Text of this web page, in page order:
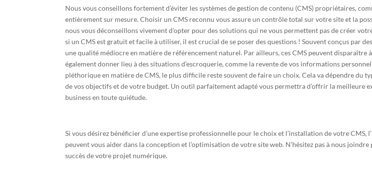
Nous vous conseillons fortement d’éviter les systèmes de gestion de contenu (CMS) propriétaires,
entièrement sur mesure. Choisir un CMS reconnu vous assure un contrôle total sur votre site et la
nous vous déconseillons vivement d’opter pour des solutions qui ne vous permettent pas de créer
si un CMS est gratuit et facile à utiliser, il est crucial de se poser des questions ! Souvent conçus par
une qualité médiocre en matière de référencement naturel. Par ailleurs, ces CMS peuvent
également donner lieu à des situations d’escroquerie, comme la revente de vos informations
pléthorique en matière de CMS, le plus difficile reste souvent de faire un choix. Cela va dépendre du
de vos objectifs et de votre budget. Un outil parfaitement adapté vous permettra d’offrir la meilleure
business en toute quiétude.
Si vous désirez bénéficier d’une expertise professionnelle pour le choix et l’installation de votre CMS,
peuvent vous aider dans la conception et l’optimisation de votre site web. N’hésitez pas à nous
succès de votre projet numérique.